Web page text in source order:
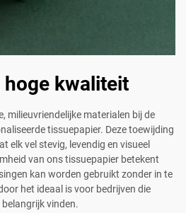
kwaliteit
milieuvriendelijke materialen bij de
tissuepapier. Deze toewijding
elk vel stevig, levendig en visueel
van ons tissuepapier betekent
kan worden gebruikt zonder in te
het ideaal is voor bedrijven die
vinden.